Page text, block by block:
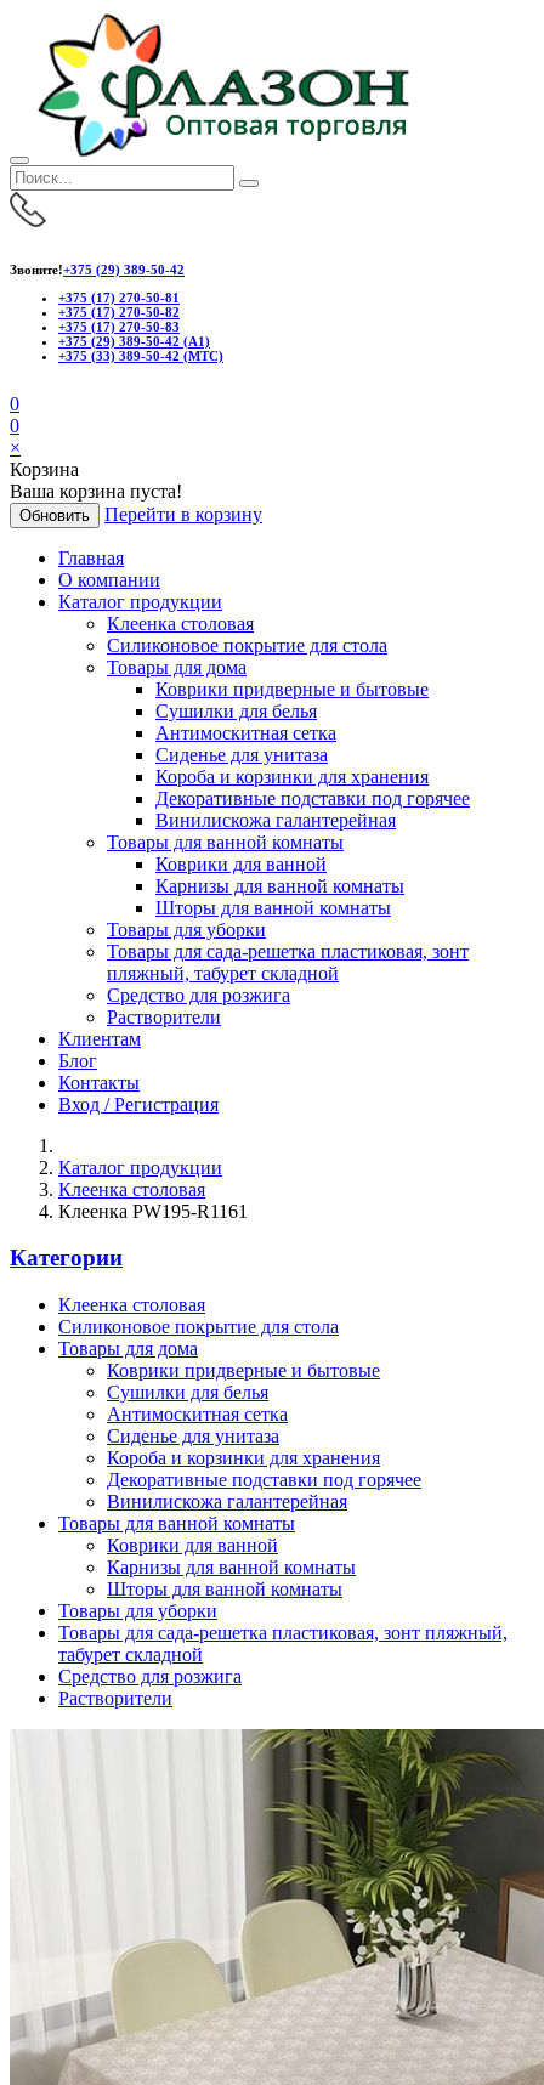
Звоните!+375 (29) 389-50-42
+375 (17) 270-50-81
+375 (17) 270-50-82
+375 (17) 270-50-83
+375 (29) 389-50-42 (А1)
+375 (33) 389-50-42 (МТС)
0
0
×
Корзина
Ваша корзина пуста!
Обновить Перейти в корзину
Главная
О компании
Каталог продукции
Клеенка столовая
Силиконовое покрытие для стола
Товары для дома
Коврики придверные и бытовые
Сушилки для белья
Антимоскитная сетка
Сиденье для унитаза
Короба и корзинки для хранения
Декоративные подставки под горячее
Винилискожа галантерейная
Товары для ванной комнаты
Коврики для ванной
Карнизы для ванной комнаты
Шторы для ванной комнаты
Товары для уборки
Товары для сада-решетка пластиковая, зонт
пляжный, табурет складной
Средство для розжига
Растворители
Клиентам
Блог
Контакты
Вход / Регистрация
Каталог продукции
Клеенка столовая
Клеенка PW195-R1161
Категории
Клеенка столовая
Силиконовое покрытие для стола
Товары для дома
Коврики придверные и бытовые
Сушилки для белья
Антимоскитная сетка
Сиденье для унитаза
Короба и корзинки для хранения
Декоративные подставки под горячее
Винилискожа галантерейная
Товары для ванной комнаты
Коврики для ванной
Карнизы для ванной комнаты
Шторы для ванной комнаты
Товары для уборки
Товары для сада-решетка пластиковая, зонт пляжный,
табурет складной
Средство для розжига
Растворители